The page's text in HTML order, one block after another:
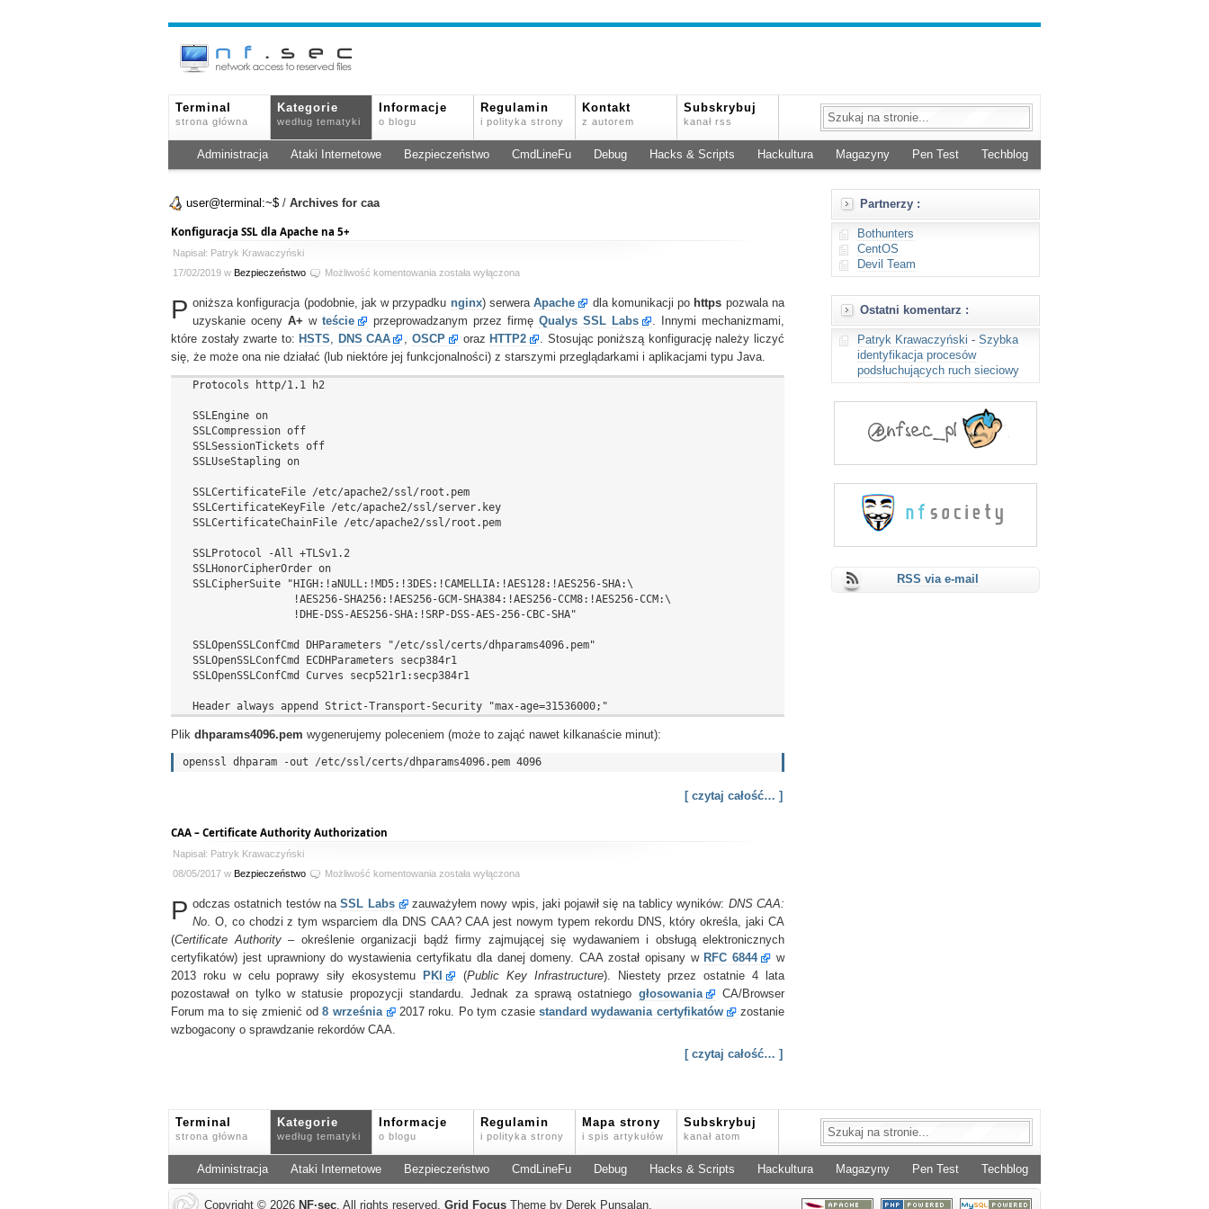
Terminal
strona główna
Kategorie
według tematyki
Informacje
o blogu
Regulamin
i polityka strony
Kontakt
z autorem
Subskrybuj
kanał rss
Administracja Ataki Internetowe Bezpieczeństwo CmdLineFu Debug Hacks & Scripts Hackultura Magazyny Pen Test Techblog
user@terminal:~$ / Archives for caa
Konfiguracja SSL dla Apache na 5+
Napisał: Patryk Krawaczyński
17/02/2019 w Bezpieczeństwo Możliwość komentowania Konfiguracja
dla
Apache
na
5+
została wyłączona
P oniższa konfiguracja (podobnie, jak w przypadku nginx) serweraApache dla komunikacji po https pozwala na
uzyskanie oceny A+ w teście przeprowadzanym przez firmę Qualys SSL Labs
. Innymi mechanizmami,
które zostały zwarte to: HSTS, DNS CAA ,OSCP oraz HTTP2
. Stosując poniższą konfigurację należy liczyć
się, że może ona nie działać (lub niektóre jej funkcjonalności) z starszymi przeglądarkami i aplikacjami typu Java.
  Protocols http/1.1 h2
  SSLEngine on
  SSLCompression off
  SSLSessionTickets off
  SSLUseStapling on
  SSLCertificateFile /etc/apache2/ssl/root.pem
  SSLCertificateKeyFile /etc/apache2/ssl/server.key
  SSLCertificateChainFile /etc/apache2/ssl/root.pem
  SSLProtocol -All +TLSv1.2
  SSLHonorCipherOrder on
  SSLCipherSuite "HIGH:!aNULL:!MD5:!3DES:!CAMELLIA:!AES128:!AES256-SHA:\
                  !AES256-SHA256:!AES256-GCM-SHA384:!AES256-CCM8:!AES256-CCM:\
                  !DHE-DSS-AES256-SHA:!SRP-DSS-AES-256-CBC-SHA"
  SSLOpenSSLConfCmd DHParameters "/etc/ssl/certs/dhparams4096.pem"
  SSLOpenSSLConfCmd ECDHParameters secp384r1
  SSLOpenSSLConfCmd Curves secp521r1:secp384r1
Plik dhparams4096.pem wygenerujemy poleceniem (może to zająć nawet kilkanaście minut):
[ czytaj całość… ]
CAA – Certificate Authority Authorization
Napisał: Patryk Krawaczyński
08/05/2017 w Bezpieczeństwo Możliwość komentowania CAA
Certificate
Authority
Authorization
została wyłączona
P odczas ostatnich testów naSSL Labs zauważyłem nowy wpis, jaki pojawił się na tablicy wyników: DNS CAA:
No. O, co chodzi z tym wsparciem dla DNS CAA? CAA jest nowym typem rekordu DNS, który określa, jaki CA
(Certificate Authority– określenie organizacji bądź firmy zajmującej się wydawaniem i obsługą elektronicznych
certyfikatów) jest uprawniony do wystawienia certyfikatu dla danej domeny. CAA został opisany w RFC 6844
w
2013 roku w celu poprawy siły ekosystemu
PKI (Public Key Infrastructure). Niestety przez ostatnie 4 lata
pozostawał on tylko w statusie propozycji standardu. Jednak za sprawą ostatniego głosowania
CA/Browser
Forum ma to się zmienić od8 września 2017 roku. Po tym czasie standard wydawania certyfikatów
zostanie
wzbogacony o sprawdzanie rekordów CAA.
[ czytaj całość… ]
Partnerzy :
Bothunters
CentOS
Devil Team
Ostatni komentarz :
Patryk Krawaczyński - Szybka
identyfikacja procesów
podsłuchujących ruch sieciowy
RSS via e-mail
Terminal
strona główna
Kategorie
według tematyki
Informacje
o blogu
Regulamin
i polityka strony
Mapa strony
i spis artykułów
Subskrybuj
kanał atom
Administracja Ataki Internetowe Bezpieczeństwo CmdLineFu Debug Hacks & Scripts Hackultura Magazyny Pen Test Techblog
Copyright © 2026 NF·sec. All rights reserved. Grid Focus Theme by Derek Punsalan.